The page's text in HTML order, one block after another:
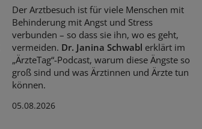
Der Arztbesuch ist für viele Menschen mit
Behinderung mit Angst und Stress
verbunden – so dass sie ihn, wo es geht,
vermeiden. Dr. Janina Schwabl erklärt im
„ÄrzteTag“-Podcast, warum diese Ängste so
groß sind und was Ärztinnen und Ärzte tun
können.
05.08.2026